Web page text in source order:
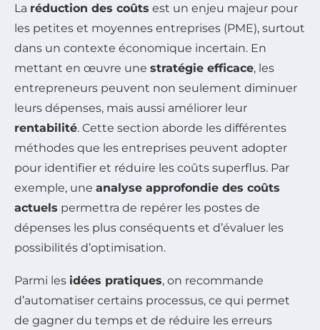
La réduction des coûts est un enjeu majeur pour
les petites et moyennes entreprises (PME), surtout
dans un contexte économique incertain. En
mettant en œuvre une stratégie efficace, les
entrepreneurs peuvent non seulement diminuer
leurs dépenses, mais aussi améliorer leur
rentabilité. Cette section aborde les différentes
méthodes que les entreprises peuvent adopter
pour identifier et réduire les coûts superflus. Par
exemple, une analyse approfondie des coûts
actuels permettra de repérer les postes de
dépenses les plus conséquents et d’évaluer les
possibilités d’optimisation.
Parmi les idées pratiques, on recommande
d’automatiser certains processus, ce qui permet
de gagner du temps et de réduire les erreurs